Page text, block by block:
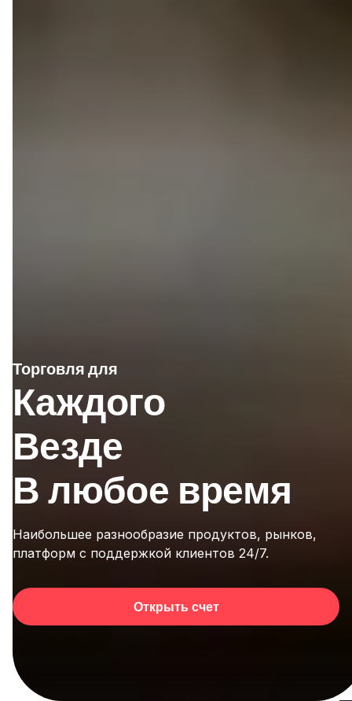
Торговля для
Каждого
Везде
В любое время
Наибольшее разнообразие продуктов, рынков,
платформ с поддержкой клиентов 24/7.
Открыть счет